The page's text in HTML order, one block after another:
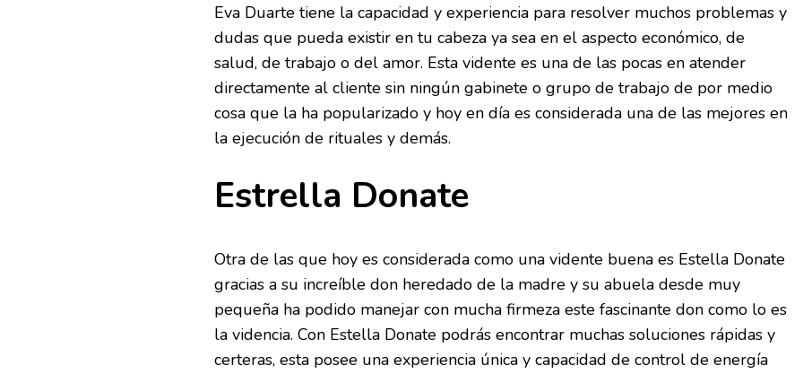
Eva Duarte tiene la capacidad y experiencia para resolver muchos problemas y
dudas que pueda existir en tu cabeza ya sea en el aspecto económico, de
salud, de trabajo o del amor. Esta vidente es una de las pocas en atender
directamente al cliente sin ningún gabinete o grupo de trabajo de por medio
cosa que la ha popularizado y hoy en día es considerada una de las mejores en
la ejecución de rituales y demás.
Estrella Donate
Otra de las que hoy es considerada como una vidente buena es Estella Donate
gracias a su increíble don heredado de la madre y su abuela desde muy
pequeña ha podido manejar con mucha firmeza este fascinante don como lo es
la videncia. Con Estella Donate podrás encontrar muchas soluciones rápidas y
certeras, esta posee una experiencia única y capacidad de control de energía